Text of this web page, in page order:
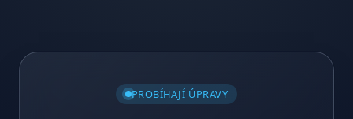
PROBÍHAJÍ ÚPRAVY